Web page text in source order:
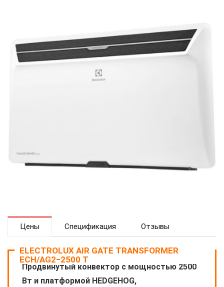
Цены Спецификация Отзывы
ELECTROLUX AIR GATE TRANSFORMER
ECH/AG2−2500 T
Продвинутый конвектор с мощностью 2500
Вт и платформой HEDGEHOG,